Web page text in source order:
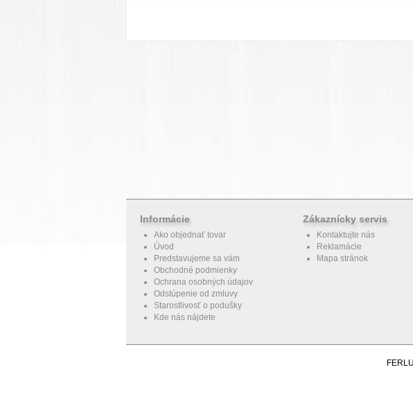
Informácie
Ako objednať tovar
Úvod
Predstavujeme sa vám
Obchodné podmienky
Ochrana osobných údajov
Odstúpenie od zmluvy
Starostlivosť o podušky
Kde nás nájdete
Zákaznícky servis
Kontaktujte nás
Reklamácie
Mapa stránok